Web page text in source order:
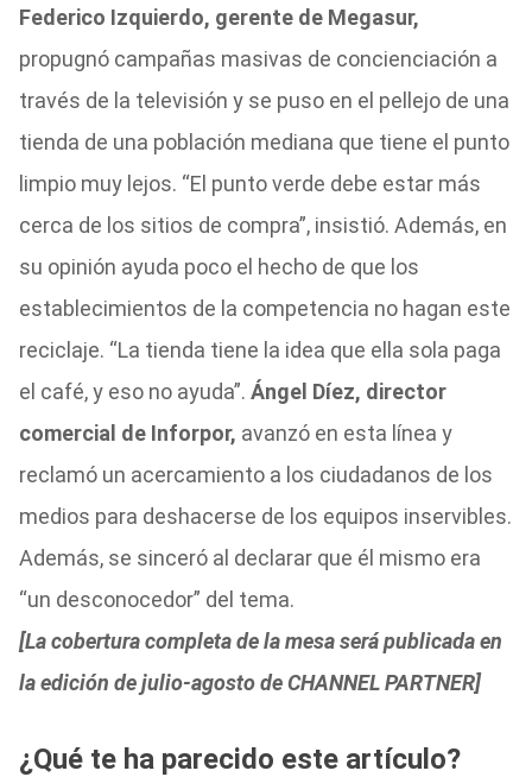
Federico Izquierdo, gerente de Megasur,
propugnó campañas masivas de concienciación a
través de la televisión y se puso en el pellejo de una
tienda de una población mediana que tiene el punto
limpio muy lejos. “El punto verde debe estar más
cerca de los sitios de compra”, insistió. Además, en
su opinión ayuda poco el hecho de que los
establecimientos de la competencia no hagan este
reciclaje. “La tienda tiene la idea que ella sola paga
el café, y eso no ayuda”. Ángel Díez, director
comercial de Inforpor, avanzó en esta línea y
reclamó un acercamiento a los ciudadanos de los
medios para deshacerse de los equipos inservibles.
Además, se sinceró al declarar que él mismo era
“un desconocedor” del tema.
[La cobertura completa de la mesa será publicada en
la edición de julio-agosto de CHANNEL PARTNER]
¿Qué te ha parecido este artículo?